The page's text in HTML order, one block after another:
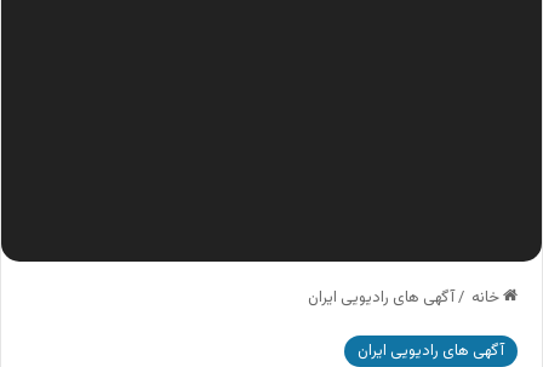
خانه /آگهی های رادیویی ایران
آگهی های رادیویی ایران